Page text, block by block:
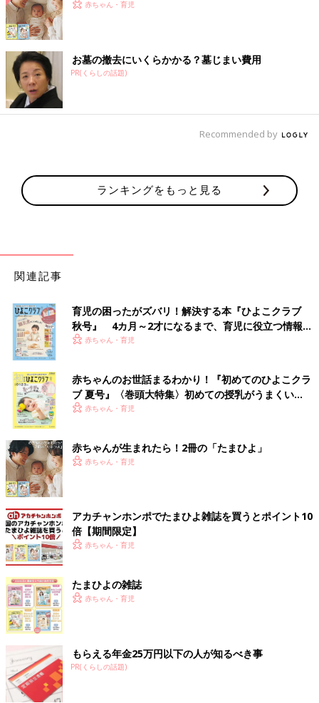
赤ちゃん・育児
お墓の撤去にいくらかかる？墓じまい費用
PR(くらしの話題)
Recommended by
ランキングをもっと見る
関連記事
育児の困ったがズバリ！解決する本『ひよこクラブ
秋号』 4カ月～2才になるまで、育児に役立つ情報が
いっぱい！
赤ちゃん・育児
赤ちゃんのお世話まるわかり！『初めてのひよこクラ
ブ 夏号』〈巻頭大特集〉初めての授乳がうまくい
く！ おっぱい・ミルクの基本と夏のトラブル 解決テ
赤ちゃん・育児
赤ちゃんが生まれたら！2冊の「たまひよ」
赤ちゃん・育児
アカチャンホンポでたまひよ雑誌を買うとポイント10
倍【期間限定】
赤ちゃん・育児
たまひよの雑誌
赤ちゃん・育児
もらえる年金25万円以下の人が知るべき事
PR(くらしの話題)